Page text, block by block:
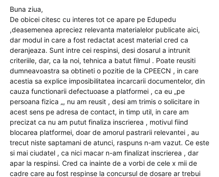
Buna ziua,
De obicei citesc cu interes tot ce apare pe Edupedu
,deasemenea apreciez relevanta materialelor publicate aici,
dar modul in care a fost redactat acest material cred ca
deranjeaza. Sunt intre cei respinsi, desi dosarul a intrunit
criteriile, dar, ca la noi, tehnica a batut filmul . Poate reusiti
dumneavoastra sa obtineti o pozitie de la CPEECN , in care
acestia sa explice imposibilitatea incarcarii documentelor, din
cauza functionarii defectuoase a platformei , ca eu „pe
persoana fizica „, nu am reusit , desi am trimis o solicitare in
acest sens pe adresa de contact, in timp util, in care am
precizat ca nu am putut finaliza inscrierea , motivul fiind
blocarea platformei, doar de amorul pastrarii relevantei , au
trecut niste saptamani de atunci, raspuns n-am vazut. Ce este
si mai ciudatel , ca nici macar n-am finalizat inscrierea , dar
apar la respinsi. Cred ca inainte de a vorbi de cele x mii de
cadre care au fost respinse la concursul de dosare ar trebui